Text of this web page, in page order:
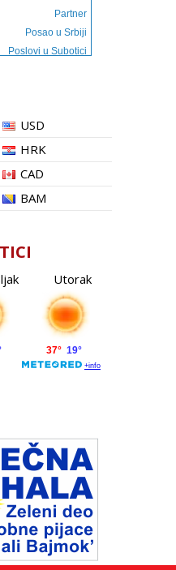
Partner
Posao u Srbiji
Poslovi u Subotici
USD
HRK
CAD
BAM
Utorak